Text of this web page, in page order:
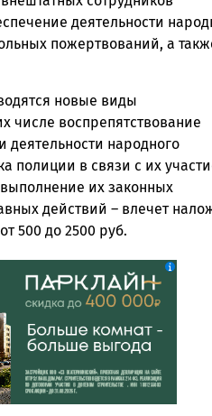
деятельности
пожертвований, а
новые виды
числе воспрепятствование
деятельности народного
полиции в связи с их
их законных
действий – влечет
500 до 2500 руб.